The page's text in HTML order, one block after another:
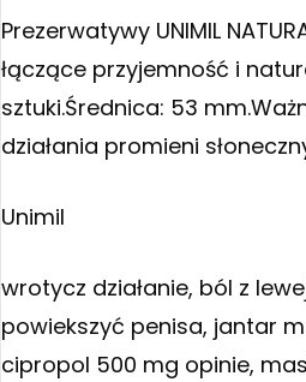
Prezerwatywy UNIMIL
łączące przyjemność i
sztuki.Średnica: 53
działania promieni
Unimil
wrotycz działanie, ból z
powiekszyć penisa, jantar
cipropol 500 mg opinie,